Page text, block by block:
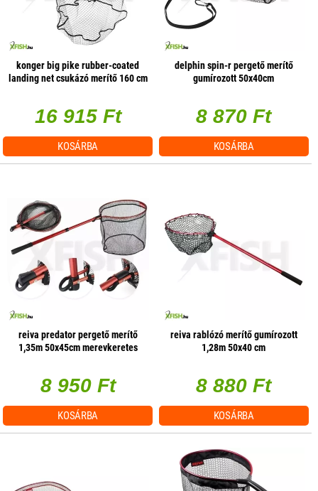
konger big pike rubber-coated
landing net csukázó merítő 160 cm
16 915 Ft
KOSÁRBA
delphin spin-r pergető merítő
gumírozott 50x40cm
8 870 Ft
KOSÁRBA
reiva predator pergető merítő
1,35m 50x45cm merevkeretes
8 950 Ft
KOSÁRBA
reiva rablózó merítő gumírozott
1,28m 50x40 cm
8 880 Ft
KOSÁRBA